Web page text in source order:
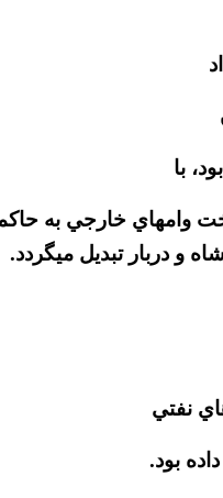
با
وامهاي خارجي به
و دربار تبديل ميگردد.
نفتي